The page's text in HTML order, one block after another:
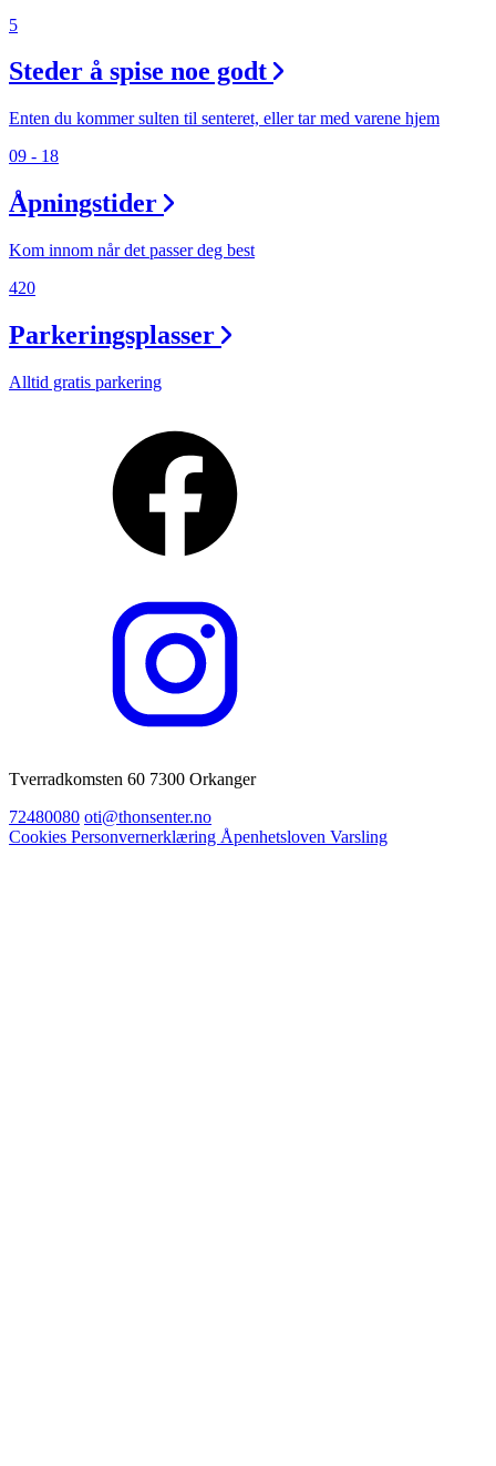
5
Steder å spise noe godt
Enten du kommer sulten til senteret, eller tar med varene hjem
09 - 18
Åpningstider
Kom innom når det passer deg best
420
Parkeringsplasser
Alltid gratis parkering
Tverradkomsten 60 7300 Orkanger
72480080 oti@thonsenter.no
Cookies Personvernerklæring Åpenhetsloven Varsling